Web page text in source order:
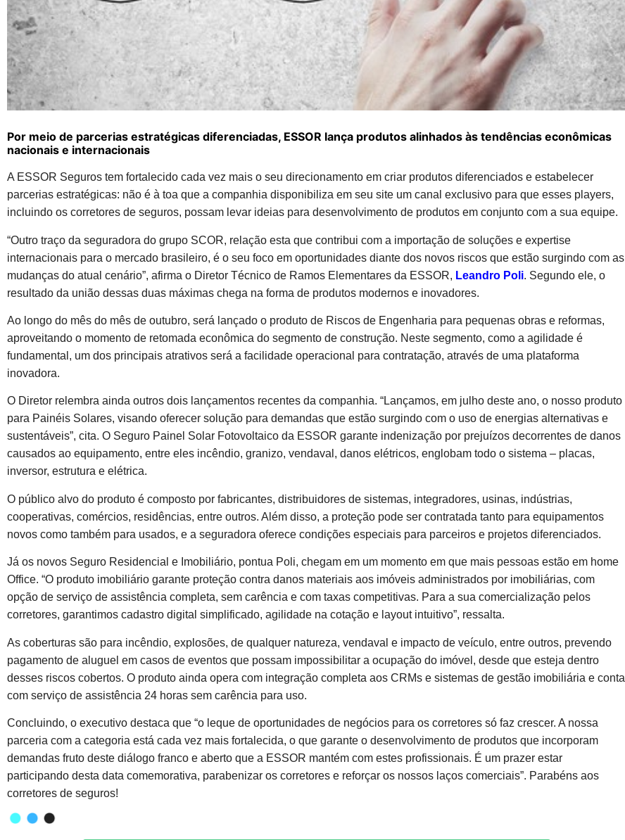
Por meio de parcerias estratégicas diferenciadas, ESSOR lança produtos alinhados às tendências econômicas
nacionais e internacionais
A ESSOR Seguros tem fortalecido cada vez mais o seu direcionamento em criar produtos diferenciados e estabelecer
parcerias estratégicas: não é à toa que a companhia disponibiliza em seu site um canal exclusivo para que esses players,
incluindo os corretores de seguros, possam levar ideias para desenvolvimento de produtos em conjunto com a sua equipe.
“Outro traço da seguradora do grupo SCOR, relação esta que contribui com a importação de soluções e expertise
internacionais para o mercado brasileiro, é o seu foco em oportunidades diante dos novos riscos que estão surgindo com as
mudanças do atual cenário”, afirma o Diretor Técnico de Ramos Elementares da ESSOR, Leandro Poli. Segundo ele, o
resultado da união dessas duas máximas chega na forma de produtos modernos e inovadores.
Ao longo do mês do mês de outubro, será lançado o produto de Riscos de Engenharia para pequenas obras e reformas,
aproveitando o momento de retomada econômica do segmento de construção. Neste segmento, como a agilidade é
fundamental, um dos principais atrativos será a facilidade operacional para contratação, através de uma plataforma
inovadora.
O Diretor relembra ainda outros dois lançamentos recentes da companhia. “Lançamos, em julho deste ano, o nosso produto
para Painéis Solares, visando oferecer solução para demandas que estão surgindo com o uso de energias alternativas e
sustentáveis”, cita. O Seguro Painel Solar Fotovoltaico da ESSOR garante indenização por prejuízos decorrentes de danos
causados ao equipamento, entre eles incêndio, granizo, vendaval, danos elétricos, englobam todo o sistema – placas,
inversor, estrutura e elétrica.
O público alvo do produto é composto por fabricantes, distribuidores de sistemas, integradores, usinas, indústrias,
cooperativas, comércios, residências, entre outros. Além disso, a proteção pode ser contratada tanto para equipamentos
novos como também para usados, e a seguradora oferece condições especiais para parceiros e projetos diferenciados.
Já os novos Seguro Residencial e Imobiliário, pontua Poli, chegam em um momento em que mais pessoas estão em home
Office. “O produto imobiliário garante proteção contra danos materiais aos imóveis administrados por imobiliárias, com
opção de serviço de assistência completa, sem carência e com taxas competitivas. Para a sua comercialização pelos
corretores, garantimos cadastro digital simplificado, agilidade na cotação e layout intuitivo”, ressalta.
As coberturas são para incêndio, explosões, de qualquer natureza, vendaval e impacto de veículo, entre outros, prevendo
pagamento de aluguel em casos de eventos que possam impossibilitar a ocupação do imóvel, desde que esteja dentro
desses riscos cobertos. O produto ainda opera com integração completa aos CRMs e sistemas de gestão imobiliária e conta
com serviço de assistência 24 horas sem carência para uso.
Concluindo, o executivo destaca que “o leque de oportunidades de negócios para os corretores só faz crescer. A nossa
parceria com a categoria está cada vez mais fortalecida, o que garante o desenvolvimento de produtos que incorporam
demandas fruto deste diálogo franco e aberto que a ESSOR mantém com estes profissionais. É um prazer estar
participando desta data comemorativa, parabenizar os corretores e reforçar os nossos laços comerciais”. Parabéns aos
corretores de seguros!